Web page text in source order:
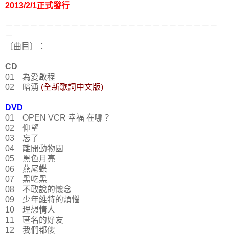
2013/2/1正式發行
－－－－－－－－－－－－－－－－－－－－－－－－－－
－
〔曲目〕：
CD
01 為愛啟程
02 暗湧 (全新歌詞中文版)
DVD
01 OPEN VCR 幸福 在哪？
02 仰望
03 忘了
04 離開動物園
05 黑色月亮
06 燕尾蝶
07 黑吃黑
08 不敢說的懷念
09 少年維特的煩惱
10 理想情人
11 匿名的好友
12 我們都傻